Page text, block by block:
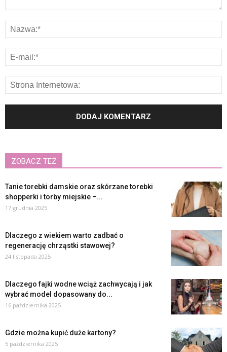
ZOBACZ TEŻ
Tanie torebki damskie oraz skórzane torebki
shopperki i torby miejskie –...
17 grudnia 2025
Dlaczego z wiekiem warto zadbać o
regenerację chrząstki stawowej?
24 listopada 2025
Dlaczego fajki wodne wciąż zachwycają i jak
wybrać model dopasowany do...
16 października 2025
Gdzie można kupić duże kartony?
5 października 2025